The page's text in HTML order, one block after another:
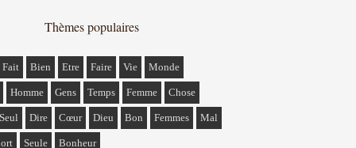
Thèmes populaires
Fait Bien Etre Faire Vie Monde
Homme Gens Temps Femme Chose
Seul Dire Cœur Dieu Bon Femmes Mal
Seule Bonheur